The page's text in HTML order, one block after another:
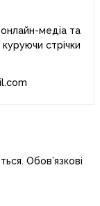
медіа та
стрічки
Обов’язкові